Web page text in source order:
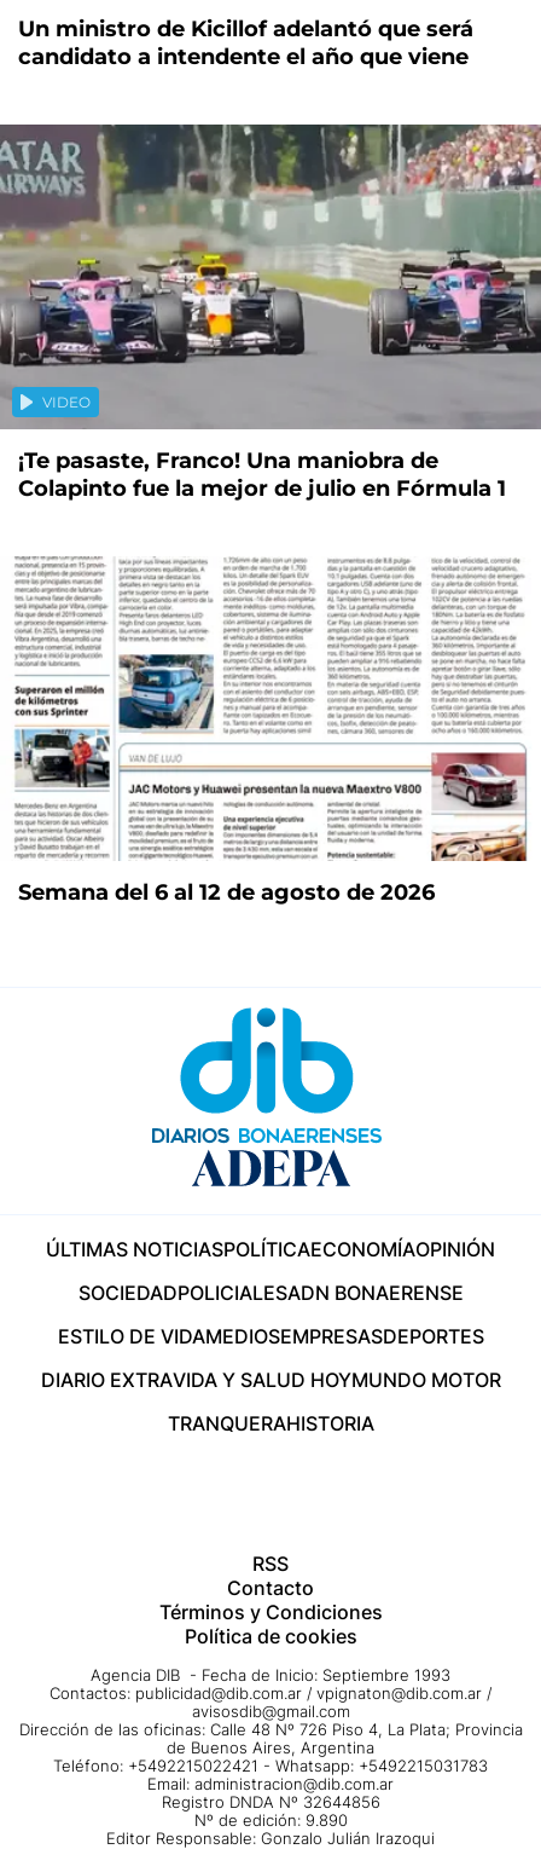
Un ministro de Kicillof adelantó que será
candidato a intendente el año que viene
VIDEO
¡Te pasaste, Franco! Una maniobra de
Colapinto fue la mejor de julio en Fórmula 1
Semana del 6 al 12 de agosto de 2026
ÚLTIMAS NOTICIASPOLÍTICAECONOMÍAOPINIÓN
SOCIEDADPOLICIALESADN BONAERENSE
ESTILO DE VIDAMEDIOSEMPRESASDEPORTES
DIARIO EXTRAVIDA Y SALUD HOYMUNDO MOTOR
TRANQUERAHISTORIA
RSS
Contacto
Términos y Condiciones
Política de cookies
Agencia DIB - Fecha de Inicio: Septiembre 1993
Contactos: publicidad@dib.com.ar / vpignaton@dib.com.ar /
avisosdib@gmail.com
Dirección de las oficinas: Calle 48 Nº 726 Piso 4, La Plata; Provincia
de Buenos Aires, Argentina
Teléfono: +5492215022421 - Whatsapp: +5492215031783
Email: administracion@dib.com.ar
Registro DNDA Nº 32644856
Nº de edición: 9.890
Editor Responsable: Gonzalo Julián Irazoqui